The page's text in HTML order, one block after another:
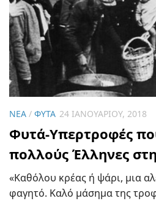
ΝΈΑ / ΦΥΤΆ 24 ΙΑΝΟΥΑΡΊΟΥ, 2018
Φυτά-Υπερτροφές
πολλούς Έλληνες
«Καθόλου κρέας ή ψάρι, μια
φαγητό. Καλό μάσημα της